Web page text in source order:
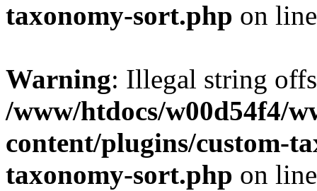
taxonomy-sort.php on
Warning: Illegal string
/www/htdocs/w00d54f4/
content/plugins/custom-
taxonomy-sort.php on